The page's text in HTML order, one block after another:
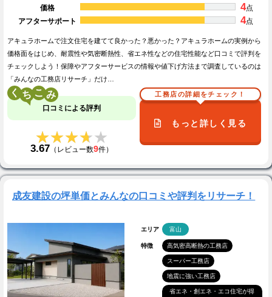
価格
4点
アフターサポート
4点
アキュラホームで注文住宅を建てて良かった？悪かった？アキュラホームの実例から
価格面をはじめ、耐震性や気密断熱性、省エネ性などの住宅性能など口コミで評判を
チェックしよう！保障やアフターサービスの情報や値下げ方法まで調査しているのは
「みんなの工務店リサーチ」だけ…
く こ
口コミによる評判
★★★★★
★★★★★
3.67 （レビュー数9件）
工務店の詳細をチェック！
もっと詳しく見る
成友建設の坪単価とみんなの口コミや評判をリサーチ！
エリア 富山
特徴 高気密高断熱の工務店
スーパー工務店
地震に強い工務店
省エネ・創エネ・エコ住宅が得